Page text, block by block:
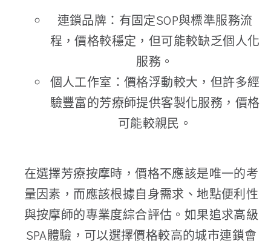
連鎖品牌：有固定SOP與標準服務流
程，價格較穩定，但可能較缺乏個人化
服務。
個人工作室：價格浮動較大，但許多經
驗豐富的芳療師提供客製化服務，價格
可能較親民。
在選擇芳療按摩時，價格不應該是唯一的考
量因素，而應該根據自身需求、地點便利性
與按摩師的專業度綜合評估。如果追求高級
SPA體驗，可以選擇價格較高的城市連鎖會